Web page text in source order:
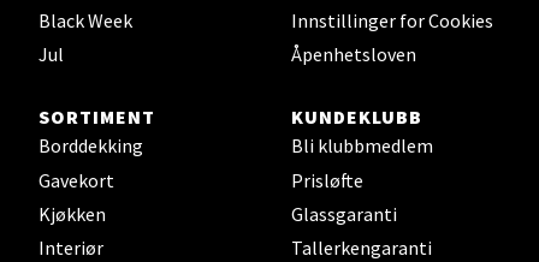
Black Week
Jul
Innstillinger for Cookies
Åpenhetsloven
SORTIMENT
Borddekking
Gavekort
Kjøkken
Interiør
KUNDEKLUBB
Bli klubbmedlem
Prisløfte
Glassgaranti
Tallerkengaranti
Velg
Kristiansand - Markens
Lillemarkens markensgate 25B, 4611
Kristiansand